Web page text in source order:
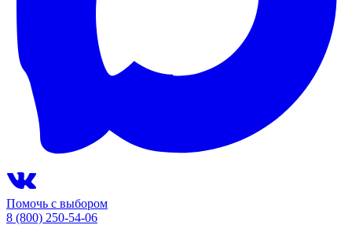
Помочь с выбором
8 (800) 250-54-06